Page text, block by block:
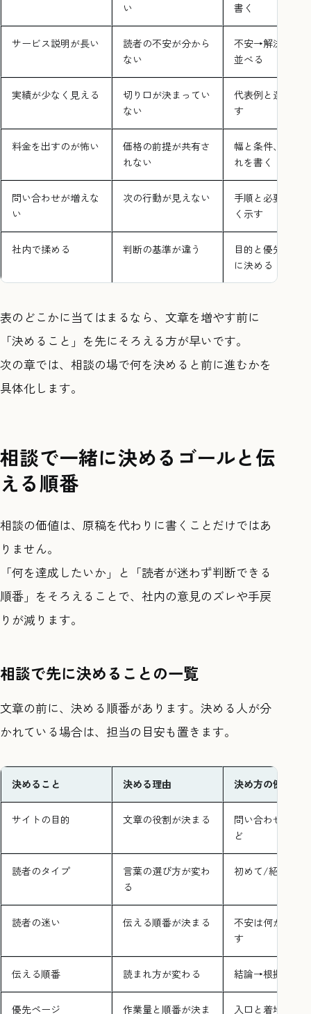
い
書く
サービス説明が長い
読者の不安が分から
ない
不安→解決→根
並べる
実績が少なく見える
切り口が決まってい
ない
代表例と選び方
す
料金を出すのが怖い
価格の前提が共有さ
れない
幅と条件、相談
れを書く
問い合わせが増えな
い
次の行動が見えない
手順と必要情報
く示す
社内で揉める 判断の基準が違う
目的と優先順位
に決める
表のどこかに当てはまるなら、文章を増やす前に
「決めること」を先にそろえる方が早いです。
次の章では、相談の場で何を決めると前に進むかを
具体化します。
相談で一緒に決めるゴールと伝
える順番
相談の価値は、原稿を代わりに書くことだけではあ
りません。
「何を達成したいか」と「読者が迷わず判断できる
順番」をそろえることで、社内の意見のズレや手戻
りが減ります。
相談で先に決めることの一覧
文章の前に、決める順番があります。決める人が分
かれている場合は、担当の目安も置きます。
決めること 決める理由 決め方の例
サイトの目的 文章の役割が決まる
問い合わせ/採用
ど
読者のタイプ
言葉の選び方が変わ
る
初めて/紹介など
読者の迷い 伝える順番が決まる
不安は何かを書
す
伝える順番 読まれ方が変わる 結論→根拠→具
優先ページ 作業量と順番が決ま 入口と着地点を